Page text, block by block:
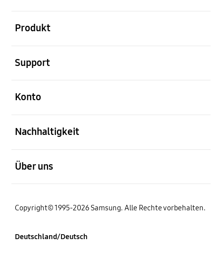
Produkt
Support
Konto
Nachhaltigkeit
Über uns
Copyright© 1995-2026 Samsung. Alle Rechte vorbehalten.
Deutschland/Deutsch